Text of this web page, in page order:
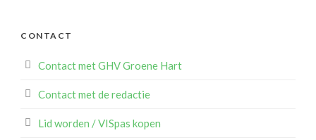
CONTACT
Contact met GHV Groene Hart
Contact met de redactie
Lid worden / VISpas kopen